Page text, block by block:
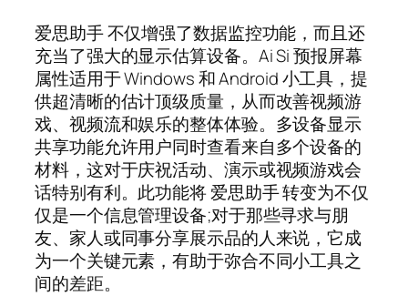
爱思助手 不仅增强了数据监控功能，而且还
充当了强大的显示估算设备。Ai Si 预报屏幕
属性适用于 Windows 和 Android 小工具，提
供超清晰的估计顶级质量，从而改善视频游
戏、视频流和娱乐的整体体验。多设备显示
共享功能允许用户同时查看来自多个设备的
材料，这对于庆祝活动、演示或视频游戏会
话特别有利。此功能将 爱思助手 转变为不仅
仅是一个信息管理设备;对于那些寻求与朋
友、家人或同事分享展示品的人来说，它成
为一个关键元素，有助于弥合不同小工具之
间的差距。